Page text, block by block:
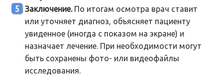
Заключение.По итогам осмотра врач ставит
или уточняет диагноз, объясняет пациенту
увиденное (иногда с показом на экране) и
назначает лечение. При необходимости могут
быть сохранены фото- или видеофайлы
исследования.